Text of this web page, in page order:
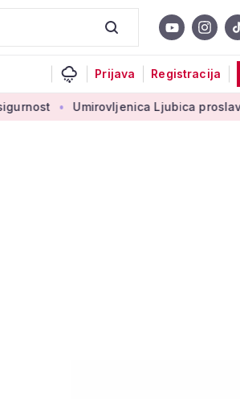
Prijava Registracija
Umirovljenica Ljubica proslavila 100